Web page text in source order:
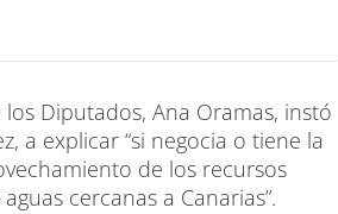
Diputados, Ana Oramas, instó
a explicar “si negocia o tiene la
de los recursos
cercanas a Canarias”.